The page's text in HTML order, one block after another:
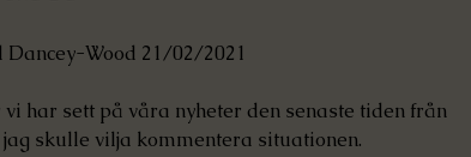
Wood 21/02/2021
har sett på våra nyheter den senaste tiden från
skulle vilja kommentera situationen.